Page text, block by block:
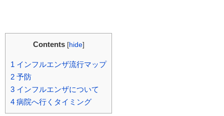
Contents [hide]
1 インフルエンザ流行マップ
2 予防
3 インフルエンザについて
4 病院へ行くタイミング